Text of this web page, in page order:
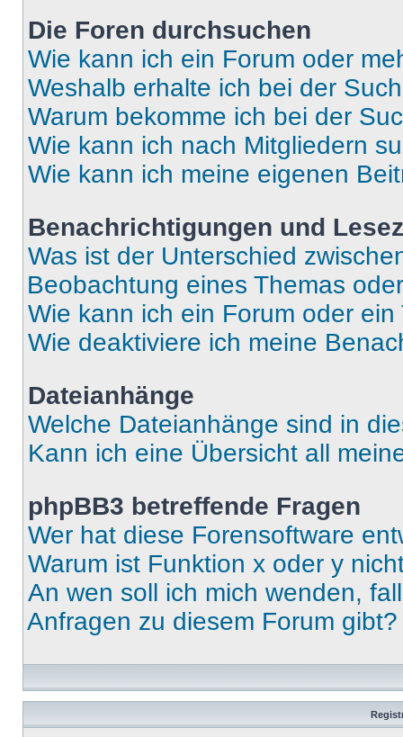
Die Foren durchsuchen
Wie kann ich ein Forum oder
Weshalb erhalte ich bei der
Warum bekomme ich bei der
Wie kann ich nach Mitgliedern
Wie kann ich meine eigenen
Benachrichtigungen und
Was ist der Unterschied
Beobachtung eines Themas
Wie kann ich ein Forum oder
Wie deaktiviere ich meine
Dateianhänge
Welche Dateianhänge sind in
Kann ich eine Übersicht all
phpBB3 betreffende Fragen
Wer hat diese Forensoftware
Warum ist Funktion x oder y
An wen soll ich mich wenden,
Anfragen zu diesem Forum gibt?